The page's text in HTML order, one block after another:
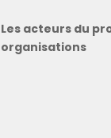
Les acteurs du
organisations